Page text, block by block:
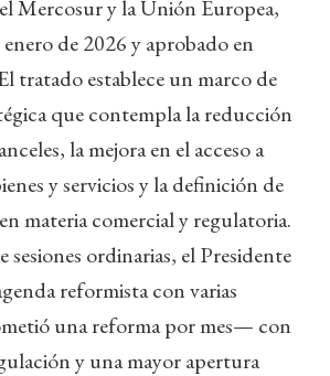
Mercosur y la Unión Europea,
de 2026 y aprobado en
tratado establece un marco de
que contempla la reducción
la mejora en el acceso a
y servicios y la definición de
materia comercial y regulatoria.
sesiones ordinarias, el Presidente
reformista con varias
una reforma por mes— con
y una mayor apertura